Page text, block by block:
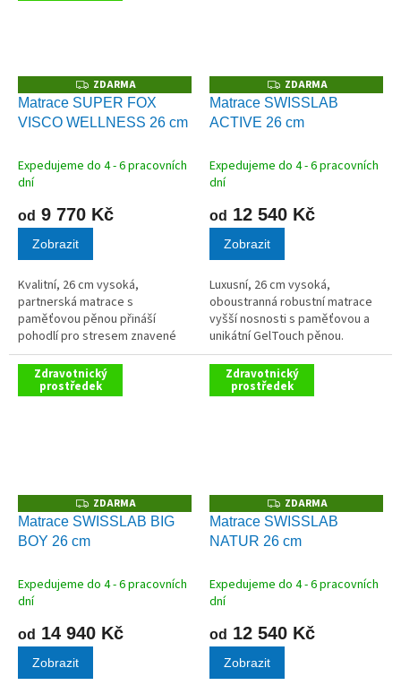
Z
D
A
R
ZDARMA
Matrace SUPER FOX
VISCO WELLNESS 26 cm
Expedujeme do 4 - 6 pracovních
dní
od 9 770 Kč
Zobrazit
Kvalitní, 26 cm vysoká,
partnerská matrace s
paměťovou pěnou přináší
pohodlí pro stresem znavené
tělo,odlehčení kloubů a celého
pohybového aparátu. Jemná
masážní profilace Wellness
Z
D
A
R
ZDARMA
Matrace SWISSLAB
ACTIVE 26 cm
Expedujeme do 4 - 6 pracovních
dní
od 12 540 Kč
Zobrazit
Luxusní, 26 cm vysoká,
oboustranná robustní matrace
vyšší nosnosti s paměťovou a
unikátní GelTouch pěnou.
Zdravotnický
prostředek
Z
D
A
R
ZDARMA
Matrace SWISSLAB BIG
BOY 26 cm
Expedujeme do 4 - 6 pracovních
dní
od 14 940 Kč
Zobrazit
Zdravotnický
prostředek
Z
D
A
R
ZDARMA
Matrace SWISSLAB
NATUR 26 cm
Expedujeme do 4 - 6 pracovních
dní
od 12 540 Kč
Zobrazit